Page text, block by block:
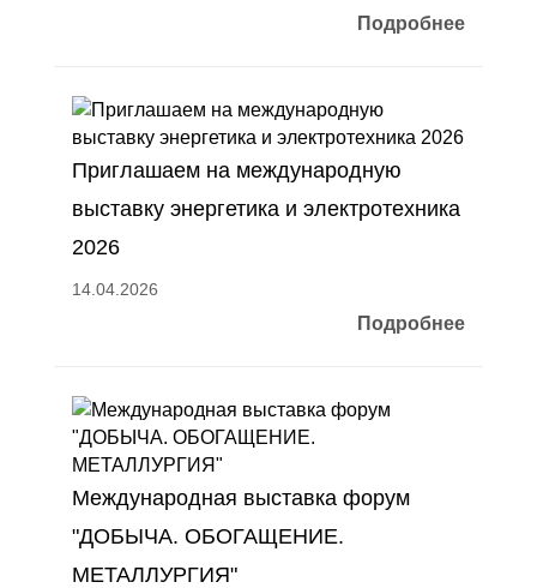
Подробнее
Приглашаем на международную
выставку энергетика и электротехника
2026
14.04.2026
Подробнее
Международная выставка форум
"ДОБЫЧА. ОБОГАЩЕНИЕ.
МЕТАЛЛУРГИЯ"